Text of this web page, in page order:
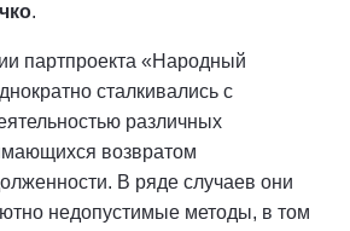
.
партпроекта «Народный
сталкивались с
различных
возвратом
В ряде случаев они
недопустимые методы, в том